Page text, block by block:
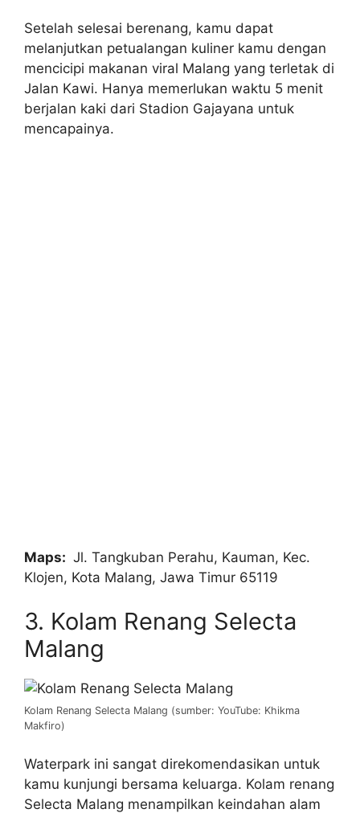
Setelah selesai berenang, kamu dapat
melanjutkan petualangan kuliner kamu dengan
mencicipi makanan viral Malang yang terletak di
Jalan Kawi. Hanya memerlukan waktu 5 menit
berjalan kaki dari Stadion Gajayana untuk
mencapainya.
Maps: Jl. Tangkuban Perahu, Kauman, Kec.
Klojen, Kota Malang, Jawa Timur 65119
3. Kolam Renang Selecta
Malang
Kolam Renang Selecta Malang (sumber: YouTube: Khikma
Makfiro)
Waterpark ini sangat direkomendasikan untuk
kamu kunjungi bersama keluarga. Kolam renang
Selecta Malang menampilkan keindahan alam